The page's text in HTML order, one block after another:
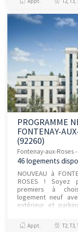
PROGRAMME
FONTENAY-
(92260)
Fontenay-aux-Roses
46 logements
NOUVEAU à
ROSES ! Soyez
premiers à
logement neuf
extérieur et
pour le même
loyer, g...
Appt. T2, T3,